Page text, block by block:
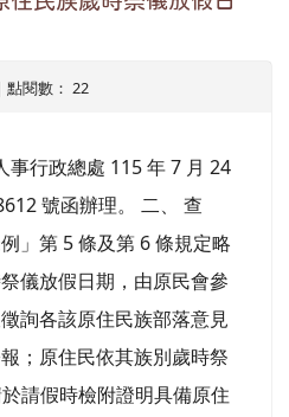
點閱數： 22
事行政總處 115 年 7 月 24
號函辦理。 二、 查
」第 5 條及第 6 條規定略
儀放假日期，由原民會參
詢各該原住民族部落意見
；原住民依其族別歲時祭
請假時檢附證明具備原住